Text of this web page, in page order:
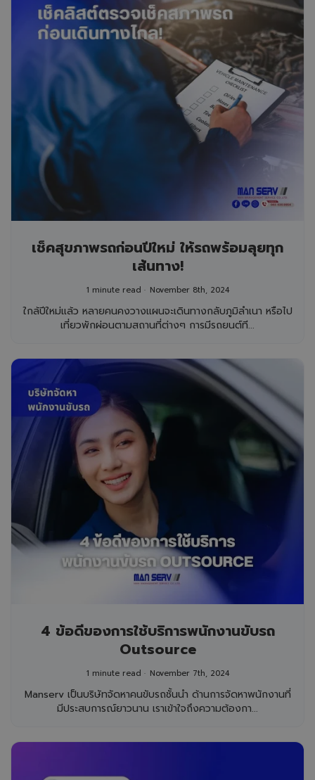
เช็คสุขภาพรถก่อนปีใหม่ ให้รถพร้อมลุยทุก
เส้นทาง!
1 minute read November 8th, 2024
ใกล้ปีใหม่แล้ว หลายคนคงวางแผนจะเดินทางกลับภูมิลำเนา หรือไป
เที่ยวพักผ่อนตามสถานที่ต่างๆ การมีรถยนต์ที...
4 ข้อดีของการใช้บริการพนักงานขับรถ
Outsource
1 minute read November 7th, 2024
Manserv เป็นบริษัทจัดหาคนขับรถชั้นนำ ด้านการจัดหาพนักงานที่
มีประสบการณ์ยาวนาน เราเข้าใจถึงความต้องกา...